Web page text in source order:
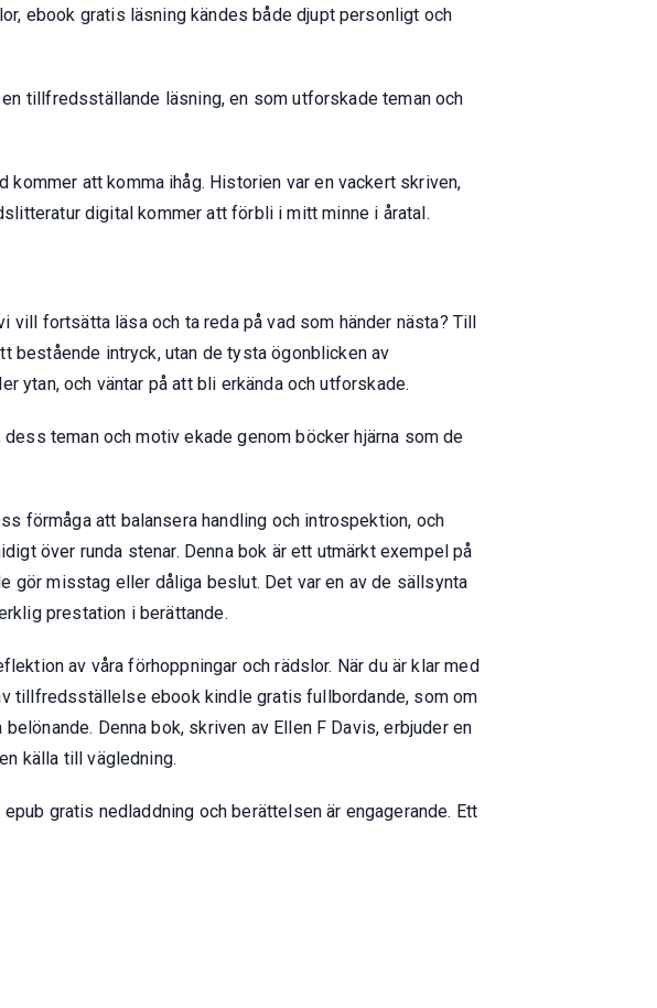
ebook gratis läsning kändes både djupt personligt och
tillfredsställande läsning, en som utforskade teman och
kommer att komma ihåg. Historien var en vackert skriven,
digital kommer att förbli i mitt minne i åratal.
fortsätta läsa och ta reda på vad som händer nästa? Till
bestående intryck, utan de tysta ögonblicken av
ytan, och väntar på att bli erkända och utforskade.
teman och motiv ekade genom böcker hjärna som de
förmåga att balansera handling och introspektion, och
över runda stenar. Denna bok är ett utmärkt exempel på
gör misstag eller dåliga beslut. Det var en av de sällsynta
prestation i berättande.
av våra förhoppningar och rädslor. När du är klar med
tillfredsställelse ebook kindle gratis fullbordande, som om
Denna bok, skriven av Ellen F Davis, erbjuder en
källa till vägledning.
gratis nedladdning och berättelsen är engagerande. Ett